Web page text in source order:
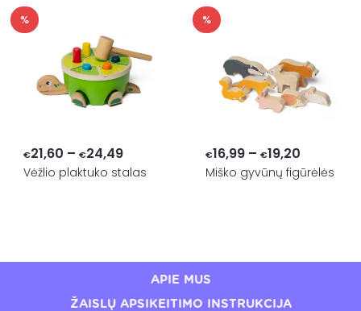
%
€21,60 – €24,49Price
range:
Vėžlio plaktuko stalas
%
€16,99 – €19,20Price
range:
Miško gyvūnų figūrėlės
APIE MUS
ŽAISLŲ APSIKEITIMO INSTRUKCIJA